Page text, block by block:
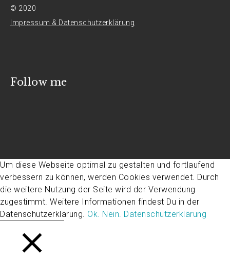
© 2020
Impressum & Datenschutzerklärung
Follow me
Um diese Webseite optimal zu gestalten und fortlaufend
verbessern zu können, werden Cookies verwendet. Durch
die weitere Nutzung der Seite wird der Verwendung
zugestimmt. Weitere Informationen findest Du in der
Datenschutzerklärung. Ok. Nein. Datenschutzerklärung